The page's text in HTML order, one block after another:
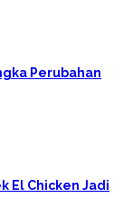
Perubahan
El Chicken Jadi